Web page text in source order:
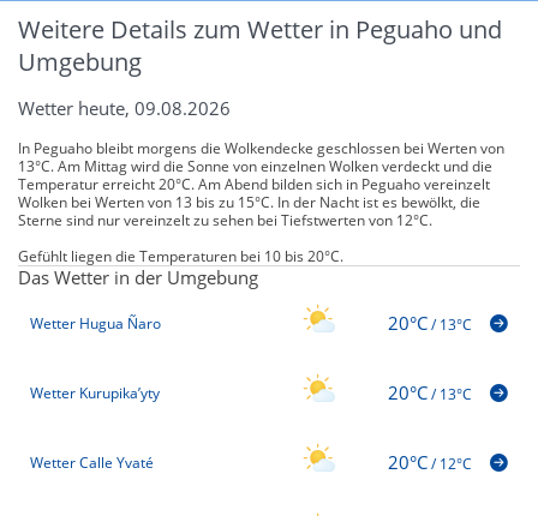
Weitere Details zum Wetter in Peguaho und
Umgebung
Wetter heute, 09.08.2026
In Peguaho bleibt morgens die Wolkendecke geschlossen bei Werten von
13°C. Am Mittag wird die Sonne von einzelnen Wolken verdeckt und die
Temperatur erreicht 20°C. Am Abend bilden sich in Peguaho vereinzelt
Wolken bei Werten von 13 bis zu 15°C. In der Nacht ist es bewölkt, die
Sterne sind nur vereinzelt zu sehen bei Tiefstwerten von 12°C.
Gefühlt liegen die Temperaturen bei 10 bis 20°C.
Das Wetter in der Umgebung
Wetter Hugua Ñaro 20°C/13°C
Wetter Kurupika’yty 20°C/13°C
Wetter Calle Yvaté 20°C/12°C